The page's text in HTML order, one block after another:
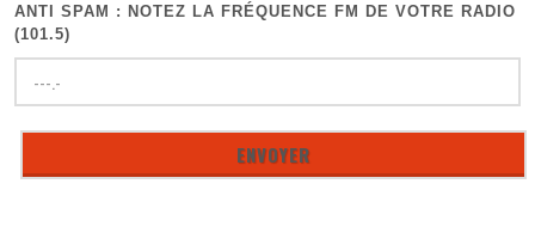
ANTI SPAM : NOTEZ LA FRÉQUENCE FM DE VOTRE RADIO
(101.5)